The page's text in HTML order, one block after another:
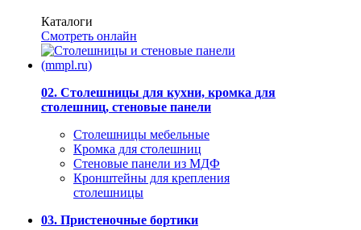
Каталоги
Смотреть онлайн
02. Столешницы для кухни, кромка для
столешниц, стеновые панели
Столешницы мебельные
Кромка для столешниц
Стеновые панели из МДФ
Кронштейны для крепления
столешницы
03. Пристеночные бортики